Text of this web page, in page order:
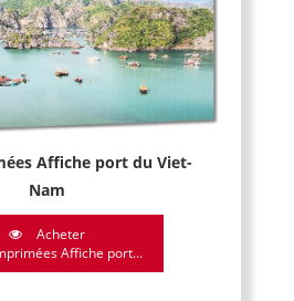
Affiche port du Viet-
Nam
Acheter
Affiche port...